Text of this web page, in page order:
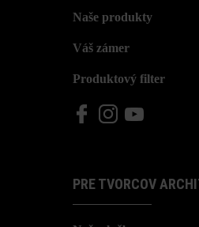
Naše produkty
Váš zámer
Produktový filter
PRE TVORCOV